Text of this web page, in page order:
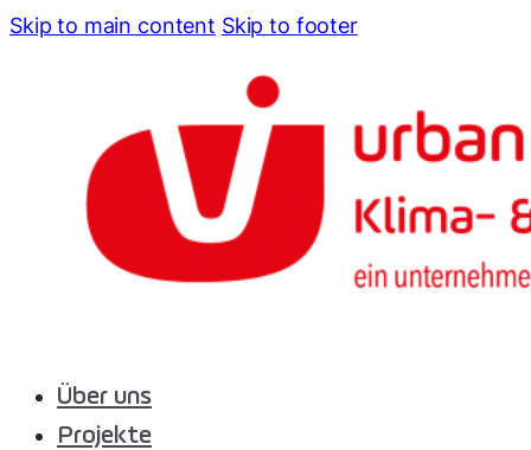
Skip to main content Skip to footer
Über uns
Projekte